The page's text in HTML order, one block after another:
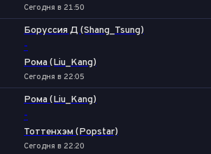
Сегодня в 21:50
Боруссия Д (Shang_Tsung)
-
Рома (Liu_Kang)
Сегодня в 22:05
Рома (Liu_Kang)
-
Тоттенхэм (Popstar)
Сегодня в 22:20